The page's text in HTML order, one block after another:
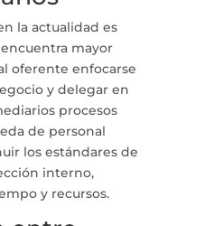
la actualidad es
mayor
oferente enfocarse
y delegar en
procesos
de personal
los estándares de
interno,
y recursos.